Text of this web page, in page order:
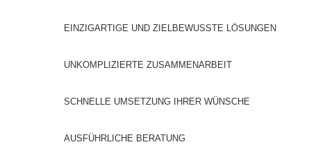
EINZIGARTIGE UND ZIELBEWUSSTE LÖSUNGEN
UNKOMPLIZIERTE ZUSAMMENARBEIT
SCHNELLE UMSETZUNG IHRER WÜNSCHE
AUSFÜHRLICHE BERATUNG